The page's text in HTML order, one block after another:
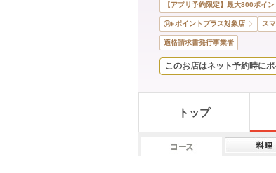
【アプリ予約限定】最大800ポイ
ポイントプラス対象店 ス
適格請求書発行事業者
このお店はネット予約時に
トップ